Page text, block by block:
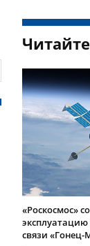
«Роскосмос»
эксплуатацию
связи «Гонец-